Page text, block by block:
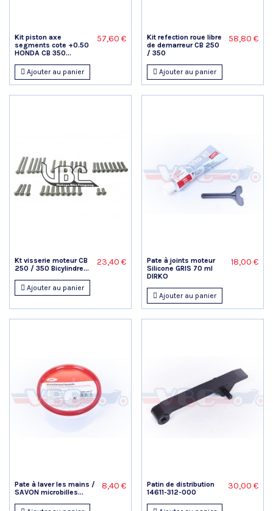
Kit piston axe
segments cote +0.50
HONDA CB 350...
57,60 €
Ajouter au panier
Kit refection roue libre
de demarreur CB 250
/ 350
58,80 €
Ajouter au panier
Kt visserie moteur CB
250 / 350 Bicylindre...
23,40 €
Ajouter au panier
Pate à joints moteur
Silicone GRIS 70 ml
DIRKO
18,00 €
Ajouter au panier
Pate à laver les mains /
SAVON microbilles...
8,40 €
Patin de distribution
14611-312-000
30,00 €